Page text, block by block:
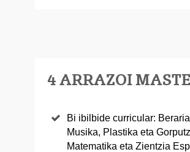
4 ARRAZOI
Bi ibilbide curricular:
Musika, Plastika eta
Matematika eta Zientzia